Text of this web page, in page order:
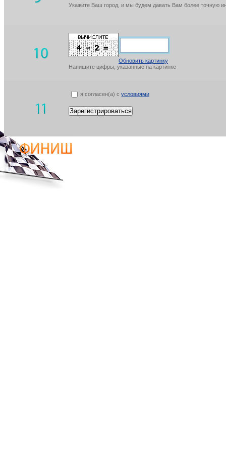
Укажите Ваш город, и мы будем давать Вам более точную
Обновить картинку
Напишите цифры, указанные на картинке
я согласен(а) с условиями
Зарегистрироваться